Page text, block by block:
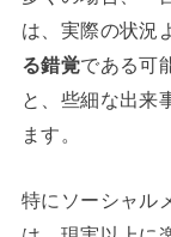
は、実際の状況
る錯覚である可
と、些細な出来
ます。
特にソーシャル